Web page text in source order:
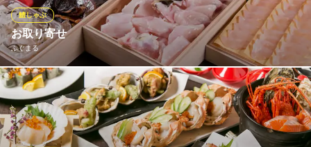
方もしばしば。今日は大切な方と“美味しいひと時”を当店でぜひ。
ろっこん
和歌山産鮮魚と鯛めし
ＪＲ東西線北新地駅 徒歩3分
大阪府大阪市北区曽根崎新地1-1-15
お取り寄せ
ふぐまる
鱧しゃぶ
お店の味をご家庭でもお楽しみいただけます。詳細はオフィシャ
ルページにてご確認くださいませ。
ふぐまる